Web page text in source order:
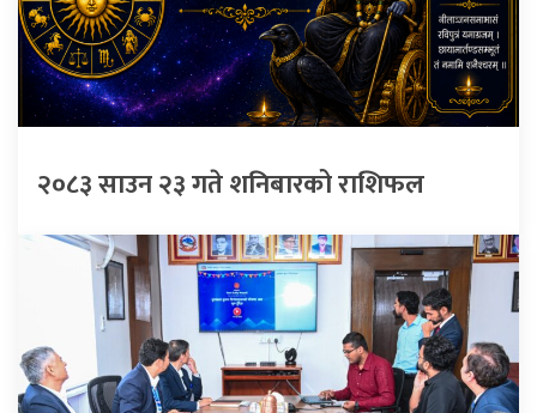
२०८३ साउन २३ गते शनिबारको राशिफल